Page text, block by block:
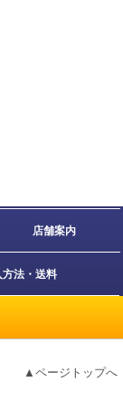
店舗案内
方法・送料
▲ページトップへ